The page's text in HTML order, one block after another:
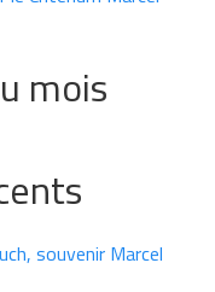
mois
souvenir Marcel